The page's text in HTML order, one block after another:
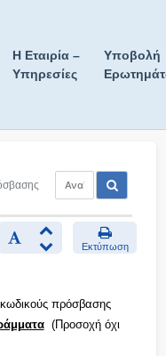
Η Εταιρία –
Υπηρεσίες
Υποβολή
Εκτύπωση
πρόσβασης
(Προσοχή όχι